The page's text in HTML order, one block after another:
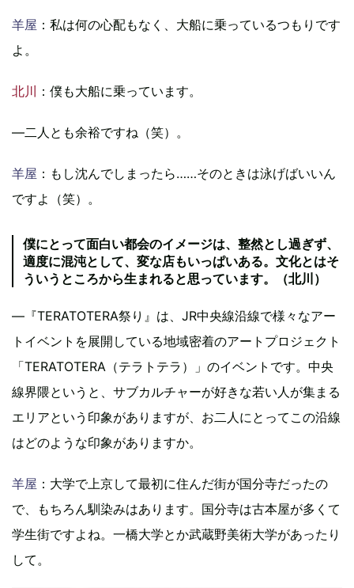
羊屋 ：私は何の心配もなく、大船に乗っているつもりです
よ。
北川 ：僕も大船に乗っています。
―二人とも余裕ですね（笑）。
羊屋 ：もし沈んでしまったら……そのときは泳げばいいん
ですよ（笑）。
僕にとって面白い都会のイメージは、整然とし過ぎず、
適度に混沌として、変な店もいっぱいある。文化とはそ
ういうところから生まれると思っています。（北川）
―『TERATOTERA祭り』は、JR中央線沿線で様々なアー
トイベントを展開している地域密着のアートプロジェクト
「TERATOTERA（テラトテラ）」のイベントです。中央
線界隈というと、サブカルチャーが好きな若い人が集まる
エリアという印象がありますが、お二人にとってこの沿線
はどのような印象がありますか。
羊屋 ：大学で上京して最初に住んだ街が国分寺だったの
で、もちろん馴染みはあります。国分寺は古本屋が多くて
学生街ですよね。一橋大学とか武蔵野美術大学があったり
して。